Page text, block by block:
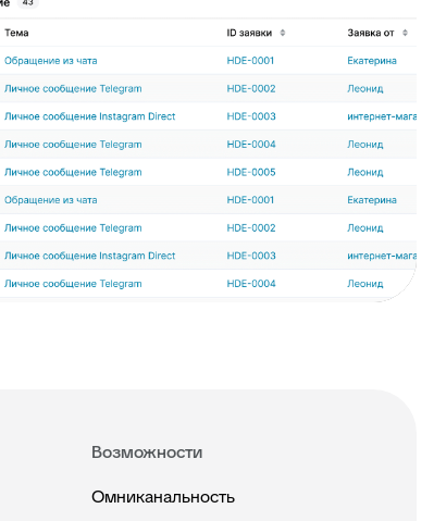
Возможности
Омниканальность